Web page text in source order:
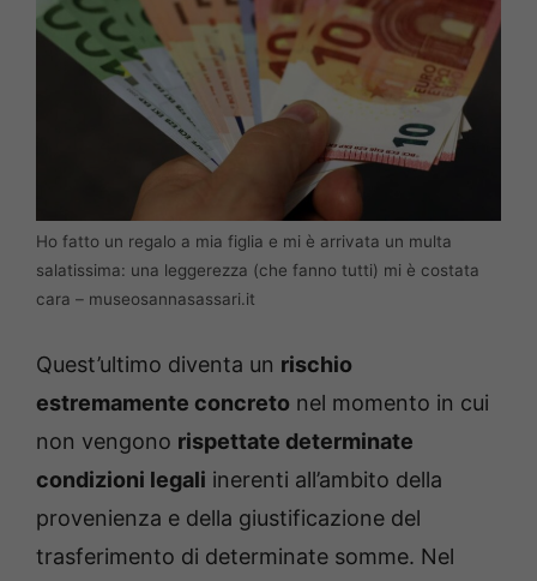
Ho fatto un regalo a mia figlia e mi è arrivata un multa
salatissima: una leggerezza (che fanno tutti) mi è costata
cara – museosannasassari.it
Quest’ultimo diventa un rischio
estremamente concreto nel momento in cui
non vengono rispettate determinate
condizioni legali inerenti all’ambito della
provenienza e della giustificazione del
trasferimento di determinate somme. Nel